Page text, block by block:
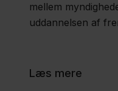
mellem
uddannelsen af
Læs mere